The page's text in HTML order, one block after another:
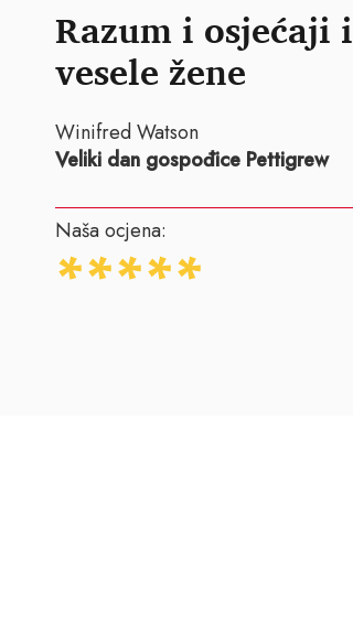
Razum i osjećaji i
vesele žene
Winifred Watson
Veliki dan gospođice Pettigrew
Naša ocjena: